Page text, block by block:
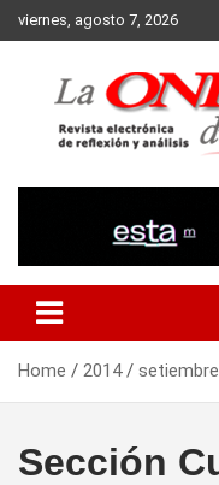
Skip
to
viernes, agosto 7, 2026
Home 2014 setiembre